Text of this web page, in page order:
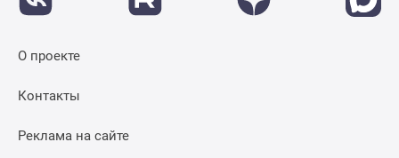
О проекте
Контакты
Реклама на сайте